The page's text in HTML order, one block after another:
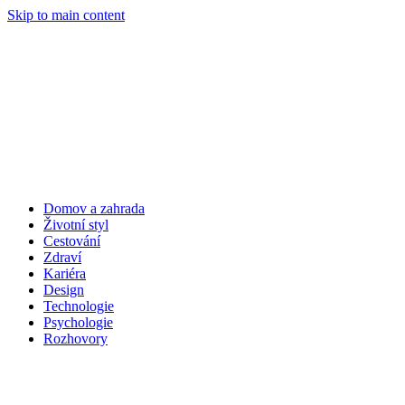
Skip to main content
Domov a zahrada
Životní styl
Cestování
Zdraví
Kariéra
Design
Technologie
Psychologie
Rozhovory